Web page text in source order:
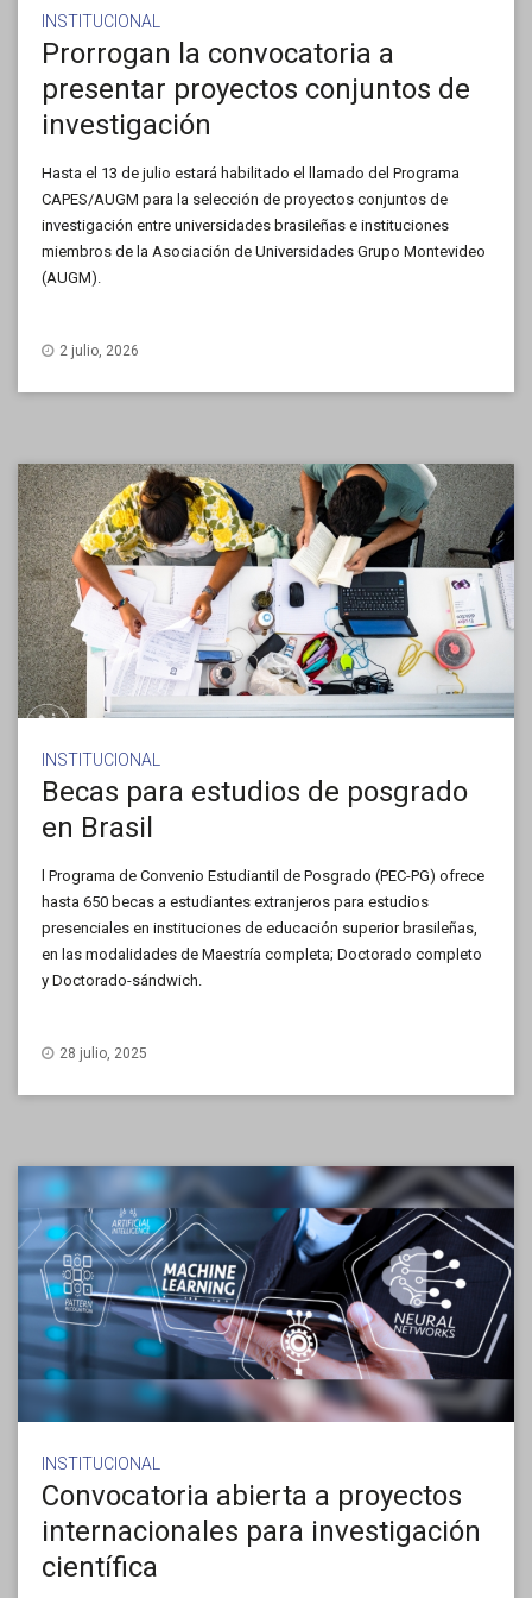
INSTITUCIONAL
Prorrogan la convocatoria a
presentar proyectos conjuntos de
investigación
Hasta el 13 de julio estará habilitado el llamado del Programa
CAPES/AUGM para la selección de proyectos conjuntos de
investigación entre universidades brasileñas e instituciones
miembros de la Asociación de Universidades Grupo Montevideo
(AUGM).
2 julio, 2026
INSTITUCIONAL
Becas para estudios de posgrado
en Brasil
l Programa de Convenio Estudiantil de Posgrado (PEC-PG) ofrece
hasta 650 becas a estudiantes extranjeros para estudios
presenciales en instituciones de educación superior brasileñas,
en las modalidades de Maestría completa; Doctorado completo
y Doctorado-sándwich.
28 julio, 2025
INSTITUCIONAL
Convocatoria abierta a proyectos
internacionales para investigación
científica